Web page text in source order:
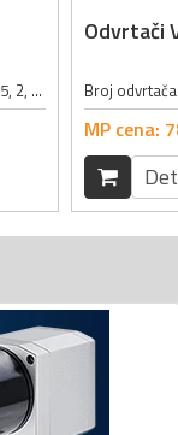
Broj odvrtača: 10; Dimenzije vrha: Profil - (1, 1.5, 2, 4mm), Profil + (2.5, 3mm), Šestougaoni (2, 2.5mm), Pravougaoni (1.5x1.5, 2x2mm); Dužina: 115mm; Materijal: plastika;
Odvrtači
MP cena: